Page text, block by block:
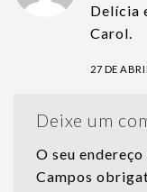
Delícia
Carol.
27 DE
Deixe um
O seu
Campos